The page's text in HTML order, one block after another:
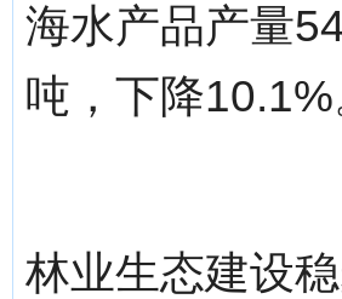
海水产品产量
吨，下降10.1%
林业生态建设